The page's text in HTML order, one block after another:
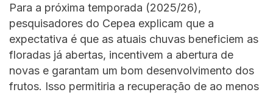
Para a próxima temporada (2025/26),
pesquisadores do Cepea explicam que a
expectativa é que as atuais chuvas beneficiem as
floradas já abertas, incentivem a abertura de
novas e garantam um bom desenvolvimento dos
frutos. Isso permitiria a recuperação de ao menos